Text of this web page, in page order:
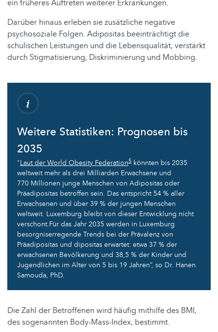
ein früheres Auftreten weiterer Erkrankungen.
Darüber hinaus erleben sie zusätzliche negative
psychosoziale Folgen. Adipositas beeinträchtigt die
schulischen Leistungen und die Lebensqualität, verstärkt
durch Stigmatisierung, Diskriminierung und Mobbing.
Weitere Statistiken: Prognosen bis
2035
"Laut der World Obesity Federation5 könnten bis 2035
weltweit mehr als drei Milliarden Erwachsene und
770 Millionen junge Menschen von Adipositas oder
Präadipositas betroffen sein. Das entspricht 54 % aller
Erwachsenen und über 39 % der jungen Menschen
weltweit. Luxemburg bleibt von dieser Entwicklung nicht
verschont.Für das Jahr 2035 werden in Luxemburg
besorgniserregende Trends bei der Prävalenz von
Präadipositas und dipositas erwartet: etwa 37 % der
erwachsenen Bevölkerung und 38,5 % der Kinder und
Jugendlichen im Alter von 5 bis 19 Jahren”, so Dr. Hanen
Samouda, PhD.
Die Zahl der Betroffenen wird häufig mithilfe des BMI,
des sogenannten Body-Mass-Index, bestimmt.